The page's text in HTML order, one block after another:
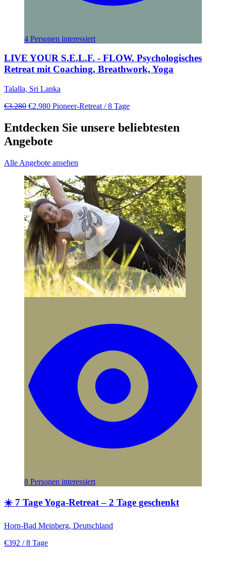
4 Personen interessiert
LIVE YOUR S.E.L.F. - FLOW. Psychologisches
Retreat mit Coaching, Breathwork, Yoga
Talalla, Sri Lanka
€3.280 €2.980 Pioneer-Retreat / 8 Tage
Entdecken Sie unsere beliebtesten
Angebote
Alle Angebote ansehen
8 Personen interessiert
☀️ 7 Tage Yoga-Retreat – 2 Tage geschenkt
Horn-Bad Meinberg, Deutschland
€392 / 8 Tage